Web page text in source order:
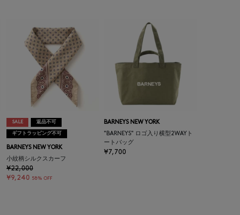
SALE 返品不可
ギフトラッピング不可
BARNEYS NEW YORK
小紋柄シルクスカーフ
¥22,000
¥9,240 58% OFF
BARNEYS NEW YORK
"BARNEYS" ロゴ入り横型2WAYト
ートバッグ
¥7,700